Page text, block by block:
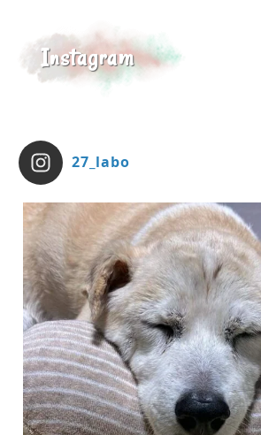
Instagram
27_labo